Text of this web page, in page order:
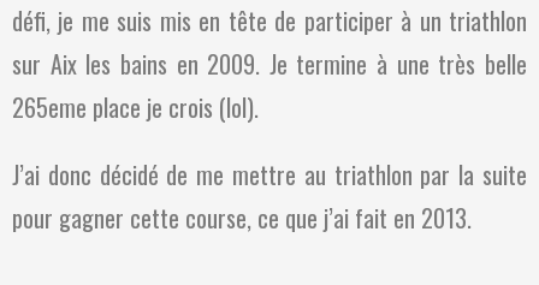
défi, je me suis mis en tête de participer à un triathlon
sur Aix les bains en 2009. Je termine à une très belle
265eme place je crois (lol).
J’ai donc décidé de me mettre au triathlon par la suite
pour gagner cette course, ce que j’ai fait en 2013.